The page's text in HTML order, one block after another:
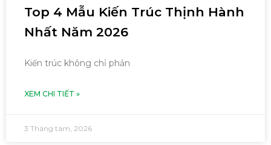
Top 4 Mẫu Kiến Trúc Thịnh Hành
Nhất Năm 2026
Kiến trúc không chỉ phản
XEM CHI TIẾT »
3 Tháng tám, 2026